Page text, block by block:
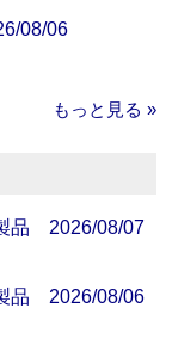
08/06
もっと見る »
品 2026/08/07
品 2026/08/06